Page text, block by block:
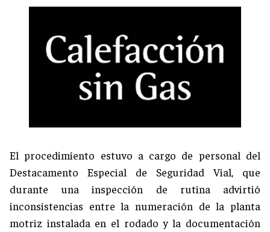
El procedimiento estuvo a cargo de personal del
Destacamento Especial de Seguridad Vial, que
durante una inspección de rutina advirtió
inconsistencias entre la numeración de la planta
motriz instalada en el rodado y la documentación